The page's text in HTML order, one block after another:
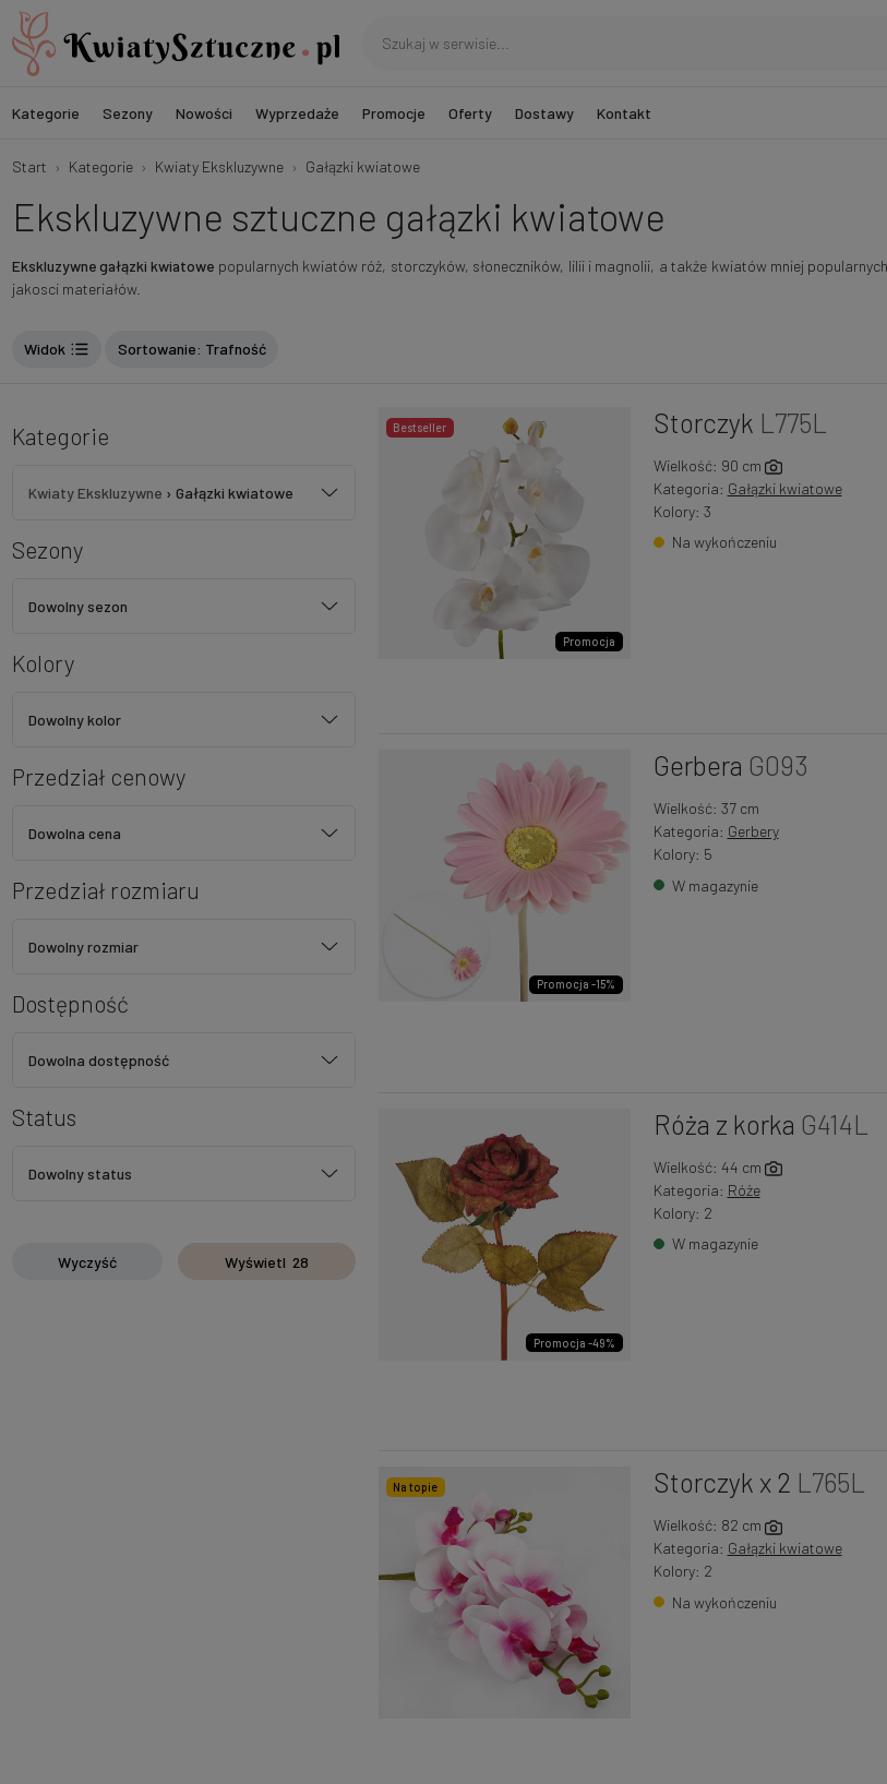
Kategorie Sezony Nowości Wyprzedaże Promocje Oferty Dostawy Kontakt
Start Kategorie Kwiaty Ekskluzywne Gałązki kwiatowe
Ekskluzywne sztuczne gałązki kwiatowe
Ekskluzywne gałązki kwiatowe popularnych kwiatów róż, storczyków, słoneczników, lilii i magnolii, a także kwiatów mniej
jakosci materiałów.
Widok Sortowanie : Trafność
Kategorie
Kwiaty Ekskluzywne › Gałązki kwiatowe
Sezony
Dowolny sezon
Kolory
Dowolny kolor
Przedział cenowy
Dowolna cena
Przedział rozmiaru
Dowolny rozmiar
Dostępność
Dowolna dostępność
Status
Dowolny status
Wyczyść Wyświetl 28
Bestseller
Promocja
Storczyk L775L
Wielkość: 90 cm
Kategoria: Gałązki kwiatowe
Kolory: 3
Na wykończeniu
Promocja -15%
Gerbera G093
Wielkość: 37 cm
Kategoria: Gerbery
Kolory: 5
W magazynie
Promocja -49%
Róża z korka G414L
Wielkość: 44 cm
Kategoria: Róże
Kolory: 2
W magazynie
Na topie Storczyk x 2 L765L
Wielkość: 82 cm
Kategoria: Gałązki kwiatowe
Kolory: 2
Na wykończeniu